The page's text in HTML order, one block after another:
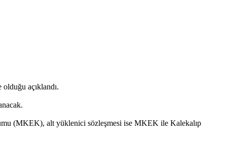
açıklandı.
(MKEK), alt yüklenici sözleşmesi ise MKEK ile Kalekalıp